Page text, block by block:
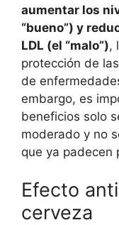
aumentar los
“bueno”) y
LDL (el “malo”),
protección de
de
embargo, es
beneficios solo
moderado y no
que ya padecen
Efecto
cerveza